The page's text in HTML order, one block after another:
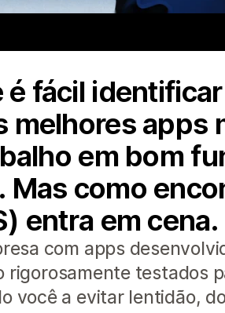
é fácil
melhores apps
em bom
Mas como
entra em cena.
com apps
rigorosamente testados
você a evitar lentidão,